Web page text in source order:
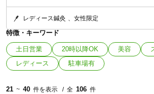
レディース鍼灸 女性限定
特徴・キーワード
土日営業 20時以降OK 美容
レディース
駐車場有
21 ~ 40 件を表示 全 106 件
「健康にはりを見た」